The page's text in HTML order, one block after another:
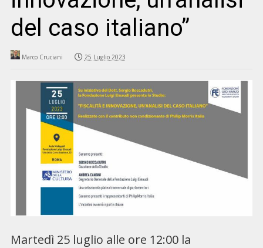
del caso italiano”
Marco Cruciani 25 Luglio 2023
Martedì 25 luglio alle ore 12:00 la